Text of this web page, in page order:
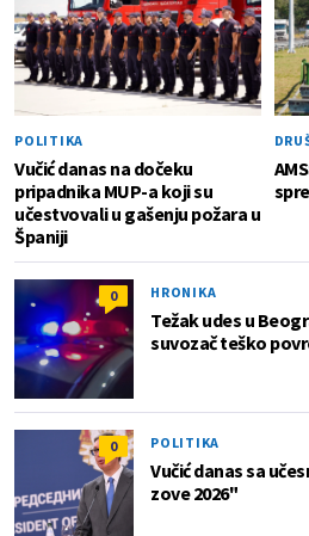
POLITIKA
Vučić danas na dočeku
pripadnika MUP-a koji su
učestvovali u gašenju požara u
Španiji
0 HRONIKA
Težak udes u
suvozač teško
0 POLITIKA
Vučić danas sa
zove 2026"